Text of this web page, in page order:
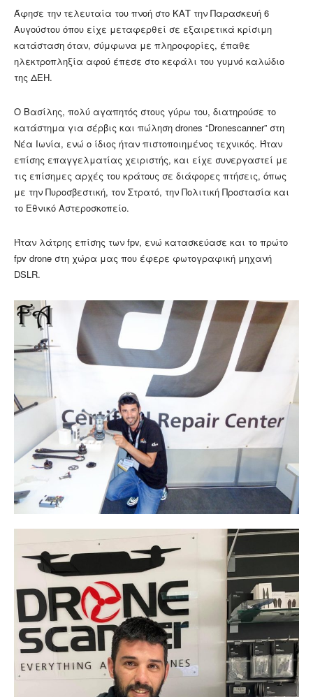
Άφησε την τελευταία του πνοή στο ΚΑΤ την Παρασκευή 6
Αυγούστου όπου είχε μεταφερθεί σε εξαιρετικά κρίσιμη
κατάσταση όταν, σύμφωνα με πληροφορίες, έπαθε
ηλεκτροπληξία αφού έπεσε στο κεφάλι του γυμνό καλώδιο
της ΔΕΗ.
Ο Βασίλης, πολύ αγαπητός στους γύρω του, διατηρούσε το
κατάστημα για σέρβις και πώληση drones “Dronescanner” στη
Νέα Ιωνία, ενώ ο ίδιος ήταν πιστοποιημένος τεχνικός. Ήταν
επίσης επαγγελματίας χειριστής, και είχε συνεργαστεί με
τις επίσημες αρχές του κράτους σε διάφορες πτήσεις, όπως
με την Πυροσβεστική, τον Στρατό, την Πολιτική Προστασία και
το Εθνικό Αστεροσκοπείο.
Ήταν λάτρης επίσης των fpv, ενώ κατασκεύασε και το πρώτο
fpv drone στη χώρα μας που έφερε φωτογραφική μηχανή
DSLR.